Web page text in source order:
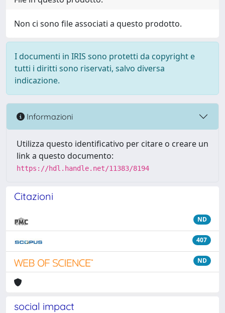
Non ci sono file associati a questo prodotto.
I documenti in IRIS sono protetti da copyright e
tutti i diritti sono riservati, salvo diversa
indicazione.
Informazioni
Utilizza questo identificativo per citare o creare un
link a questo documento:
https://hdl.handle.net/11383/8194
Citazioni
ND
407
ND
social impact